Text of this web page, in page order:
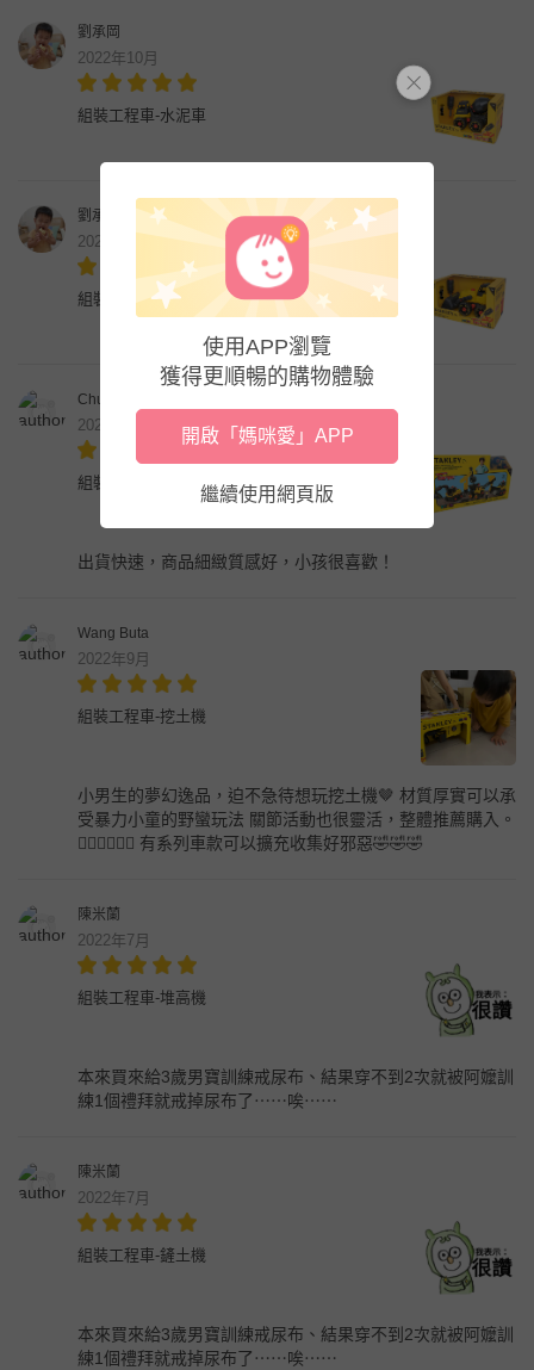
劉承岡
2022年10月
組裝工程車-水泥車
劉承岡
2022年10月
組裝工程車-鏟土機
Chung Fang Wei
2022年10月
組裝工程車-經典建築工程套組
出貨快速，商品細緻質感好，小孩很喜歡！
Wang Buta
2022年9月
組裝工程車-挖土機
小男生的夢幻逸品，迫不急待想玩挖土機🤎 材質厚實可以承
受暴力小童的野蠻玩法 關節活動也很靈活，整體推薦購入。
👍🏻👍🏻👍🏻 有系列車款可以擴充收集好邪惡🤣🤣🤣
陳米蘭
2022年7月
組裝工程車-堆高機
本來買來給3歲男寶訓練戒尿布、結果穿不到2次就被阿嬤訓
練1個禮拜就戒掉尿布了⋯⋯唉⋯⋯
陳米蘭
2022年7月
組裝工程車-鏟土機
本來買來給3歲男寶訓練戒尿布、結果穿不到2次就被阿嬤訓
練1個禮拜就戒掉尿布了⋯⋯唉⋯⋯
使用APP瀏覽
獲得更順暢的購物體驗
開啟「媽咪愛」APP
繼續使用網頁版